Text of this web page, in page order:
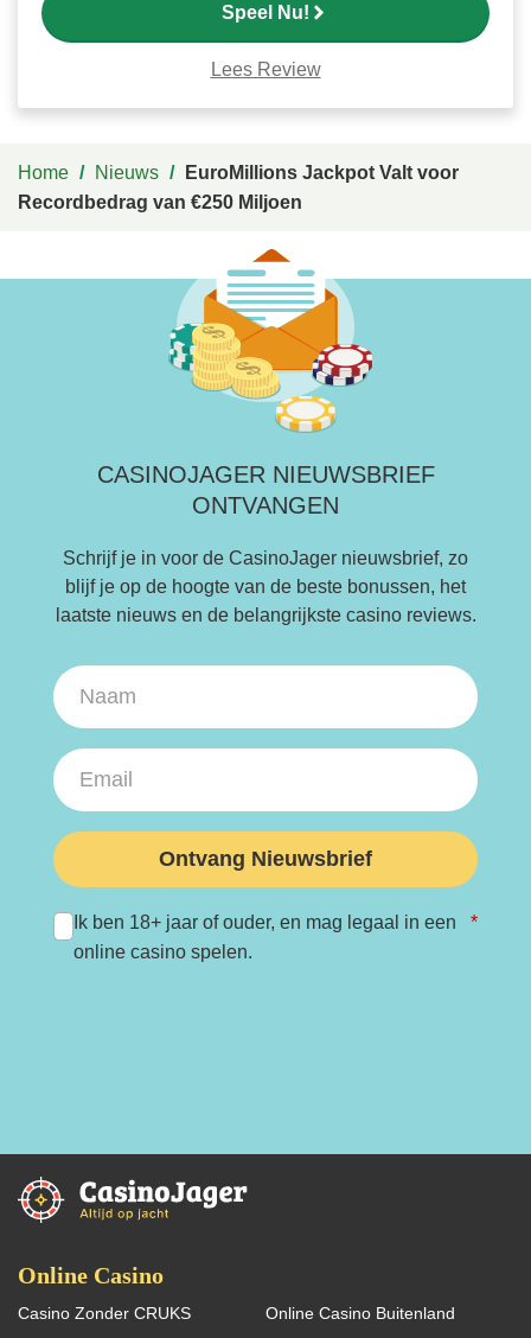
Speel Nu!
Lees Review
Home / Nieuws /
EuroMillions Jackpot Valt voor
Recordbedrag van €250 Miljoen
CASINOJAGER NIEUWSBRIEF
ONTVANGEN
Schrijf je in voor de CasinoJager nieuwsbrief, zo
blijf je op de hoogte van de beste bonussen, het
laatste nieuws en de belangrijkste casino reviews.
Ik ben 18+ jaar of ouder, en mag legaal in een
online casino spelen.
*
Ontvang Nieuwsbrief
Online Casino
Casino Zonder CRUKS
Online Casino Buitenland